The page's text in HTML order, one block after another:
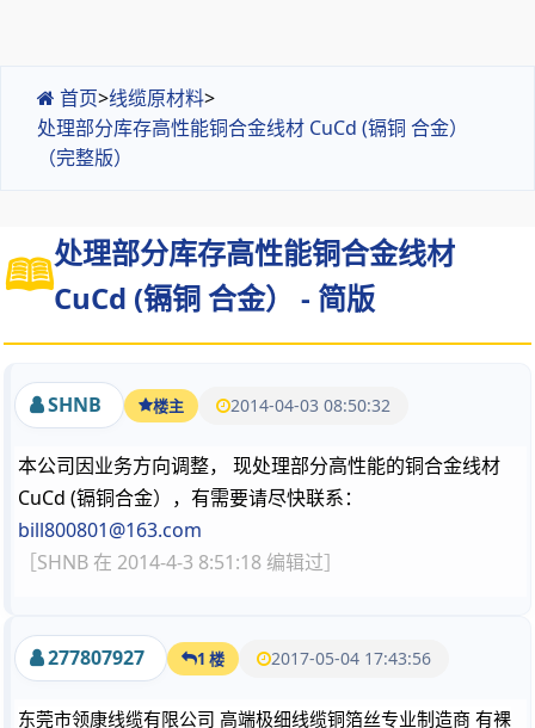
首页>线缆原材料>
处理部分库存高性能铜合金线材 CuCd (镉铜 合金）
（完整版）
处理部分库存高性能铜合金线材
CuCd (镉铜 合金） - 简版
SHNB 楼主 2014-04-03 08:50:32
本公司因业务方向调整， 现处理部分高性能的铜合金线材
CuCd (镉铜合金），有需要请尽快联系：
bill800801@163.com
［SHNB 在 2014-4-3 8:51:18 编辑过］
277807927 1 楼 2017-05-04 17:43:56
东莞市领康线缆有限公司 高端极细线缆铜箔丝专业制造商 有裸